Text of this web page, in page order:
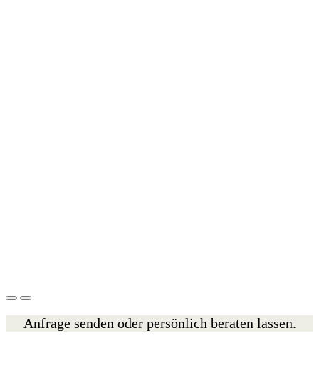
Anfrage senden oder persönlich beraten lassen.